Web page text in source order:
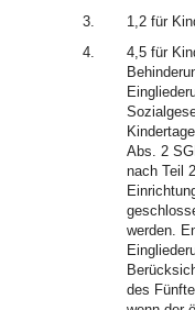
3.
1,2 für
4.
4,5 für
Abs. 2
nach Teil
werden.
des